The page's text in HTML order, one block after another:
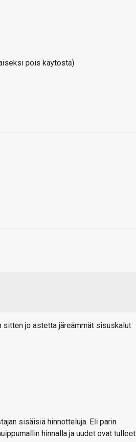
pois käytöstä)
sitten jo astetta järeämmät sisuskalut
sisäisiä hinnotteluja. Eli parin
hinnalla ja uudet ovat tulleet